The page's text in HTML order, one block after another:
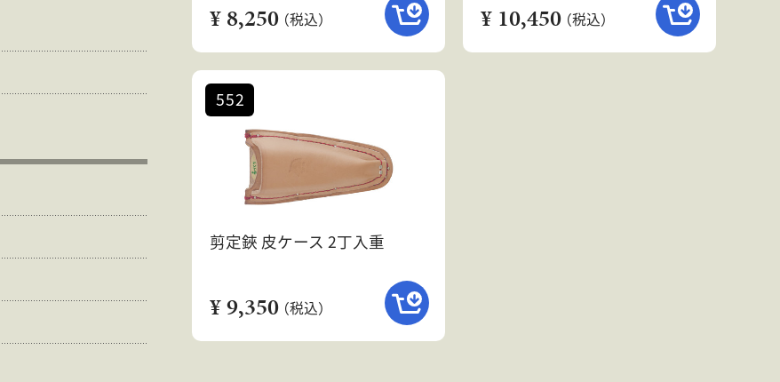
¥ 8,250（税込） ¥ 10,450（税込）
剪定鋏 皮ケース 2丁入重
¥ 9,350（税込）
552